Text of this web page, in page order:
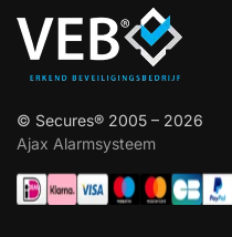
© Secures® 2005 – 2026
Ajax Alarmsysteem